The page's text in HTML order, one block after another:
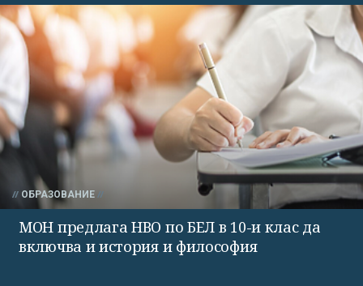
ОБРАЗОВАНИЕ
МОН предлага НВО по БЕЛ в 10-и клас да
включва и история и философия